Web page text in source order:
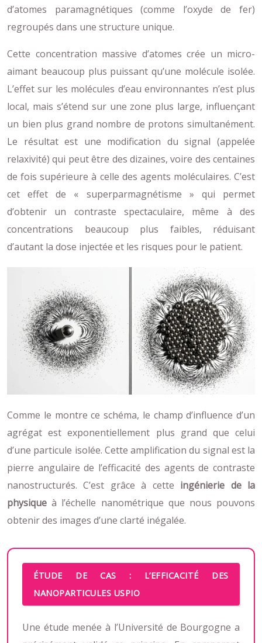
d’atomes paramagnétiques (comme l’oxyde de fer)
regroupés dans une structure unique.
Cette concentration massive d’atomes crée un micro-
aimant beaucoup plus puissant qu’une molécule isolée.
L’effet sur les molécules d’eau environnantes n’est plus
local, mais s’étend sur une zone plus large, influençant
un bien plus grand nombre de protons simultanément.
Le résultat est une modification du signal (appelée
relaxivité) qui peut être des dizaines, voire des centaines
de fois supérieure à celle des agents moléculaires. C’est
cet effet de « superparmagnétisme » qui permet
d’obtenir un contraste spectaculaire, même à des
concentrations beaucoup plus faibles, réduisant
d’autant la dose injectée et les risques pour le patient.
Comme le montre ce schéma, le champ d’influence d’un
agrégat est exponentiellement plus grand que celui
d’une particule isolée. Cette amplification du signal est la
pierre angulaire de l’efficacité des agents de contraste
nanostructurés. C’est grâce à cette ingénierie de la
physique à l’échelle nanométrique que nous pouvons
obtenir des images d’une clarté inégalée.
ÉTUDE DE CAS : L’EFFICACITÉ DES
NANOPARTICULES USPIO
Une étude menée à l’Université de Bourgogne a